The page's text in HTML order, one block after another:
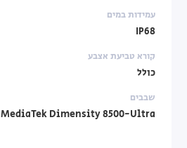
עמידות במים
IP68
קורא טביעת אצבע
כולל
שבבים
MediaTek Dimensity 8500-Ultra